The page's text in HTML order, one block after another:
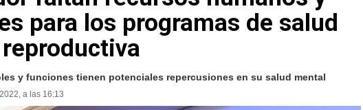
para los programas de salud
y funciones tienen potenciales repercusiones en su salud mental
a las 16:13